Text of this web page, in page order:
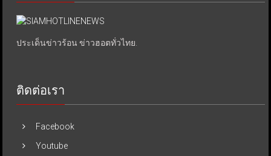
ประเด็นข่าวร้อน ข่าวฮอตทั่วไทย.
ติดต่อเรา
Facebook
Youtube